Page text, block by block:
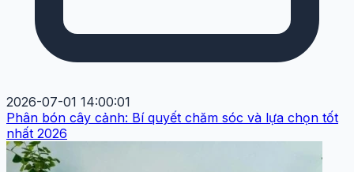
2026-07-01 14:00:01
Phân bón cây cảnh: Bí quyết chăm sóc và lựa chọn tốt
nhất 2026